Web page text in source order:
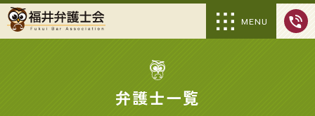
MENU
弁護士一覧